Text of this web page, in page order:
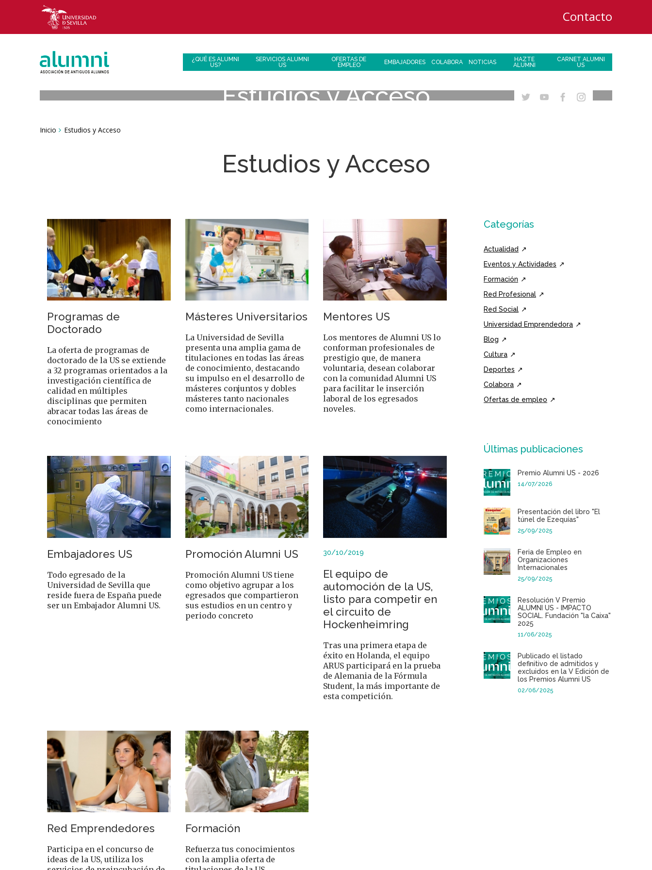
Contacto
¿QUÉ ES ALUMNI
US?
SERVICIOS ALUMNI
US
OFERTAS DE
EMPLEO
EMBAJADORES COLABORA NOTICIAS
HAZTE
ALUMNI
CARNET ALUMNI
US
Estudios y Acceso
Breadcrumbs
You
Inicio Estudios y Acceso
Estudios y Acceso
Programas de
Doctorado
La oferta de programas de
doctorado de la US se extiende
a 32 programas orientados a la
investigación científica de
calidad en múltiples
disciplinas que permiten
abracar todas las áreas de
conocimiento
Másteres Universitarios
La Universidad de Sevilla
presenta una amplia gama de
titulaciones en todas las áreas
de conocimiento, destacando
su impulso en el desarrollo de
másteres conjuntos y dobles
másteres tanto nacionales
como internacionales.
Mentores US
Los mentores de Alumni US lo
conforman profesionales de
prestigio que, de manera
voluntaria, desean colaborar
con la comunidad Alumni US
para facilitar le inserción
laboral de los egresados
noveles.
Embajadores US
Todo egresado de la
Universidad de Sevilla que
reside fuera de España puede
ser un Embajador Alumni US.
Promoción Alumni US
Promoción Alumni US tiene
como objetivo agrupar a los
egresados que compartieron
sus estudios en un centro y
periodo concreto
30/10/2019
El equipo de
automoción de la US,
listo para competir en
el circuito de
Hockenheimring
Tras una primera etapa de
éxito en Holanda, el equipo
ARUS participará en la prueba
de Alemania de la Fórmula
Student, la más importante de
esta competición.
Red Emprendedores
Participa en el concurso de
ideas de la US, utiliza los
Formación
Refuerza tus conocimientos
con la amplia oferta de
Categorías
Actualidad
Eventos y Actividades
Formación
Red Profesional
Red Social
Universidad Emprendedora
Blog
Cultura
Deportes
Colabora
Ofertas de empleo
Últimas publicaciones
Premio Alumni US - 2026
14/07/2026
Presentación del libro "El
túnel de Ezequías"
25/09/2025
Feria de Empleo en
Organizaciones
Internacionales
25/09/2025
Resolución V Premio
ALUMNI US - IMPACTO
SOCIAL. Fundación "la Caixa"
2025
11/06/2025
Publicado el listado
definitivo de admitidos y
excluidos en la V Edición de
los Premios Alumni US
02/06/2025